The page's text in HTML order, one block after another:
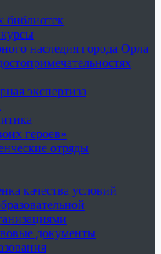
библиотек
наследия города Орла
экспертиза
героев»
отряды
качества условий
документы